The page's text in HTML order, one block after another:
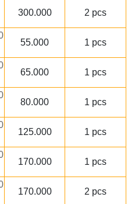
300.000 2 pcs
55.000 1 pcs
65.000 1 pcs
80.000 1 pcs
125.000 1 pcs
170.000 1 pcs
170.000 2 pcs